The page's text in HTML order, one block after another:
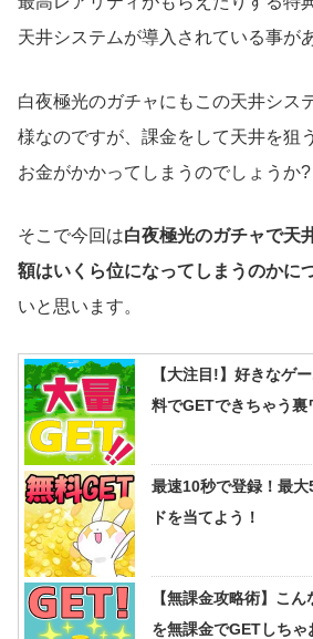
天井システムが導入されている事が
白夜極光のガチャにもこの天井シス
様なのですが、課金をして天井を狙
お金がかかってしまうのでしょうか?
そこで今回は白夜極光のガチャで天
額はいくら位になってしまうのかに
いと思います。
【大注目!】好きなゲ
料でGETできちゃう裏
最速10秒で登録！最
ドを当てよう！
【無課金攻略術】こ
を無課金でGETしちゃ